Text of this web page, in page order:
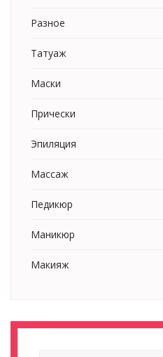
Разное
Татуаж
Маски
Прически
Эпиляция
Массаж
Педикюр
Маникюр
Макияж